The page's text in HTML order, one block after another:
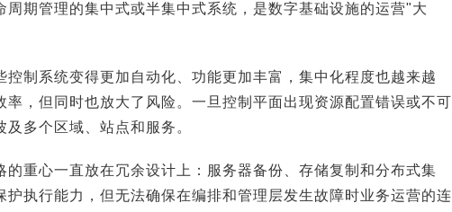
周期管理的集中式或半集中式系统，是数字基础设施的运营"大
控制系统变得更加自动化、功能更加丰富，集中化程度也越来越
率，但同时也放大了风险。一旦控制平面出现资源配置错误或不可
及多个区域、站点和服务。
的重心一直放在冗余设计上：服务器备份、存储复制和分布式集
护执行能力，但无法确保在编排和管理层发生故障时业务运营的连